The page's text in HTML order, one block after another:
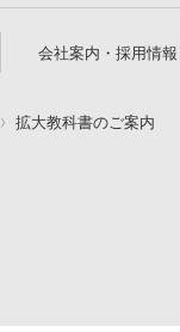
会社案内・採用情報
拡大教科書のご案内